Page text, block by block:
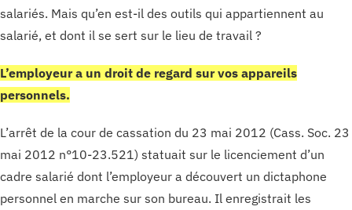
salariés. Mais qu’en est-il des outils qui appartiennent au
salarié, et dont il se sert sur le lieu de travail ?
L’employeur a un droit de regard sur vos appareils
personnels.
L’arrêt de la cour de cassation du 23 mai 2012 (Cass. Soc. 23
mai 2012 n°10-23.521) statuait sur le licenciement d’un
cadre salarié dont l’employeur a découvert un dictaphone
personnel en marche sur son bureau. Il enregistrait les